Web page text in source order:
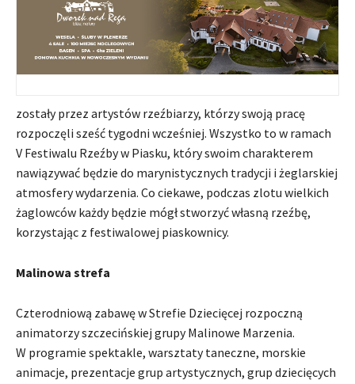
zostały przez artystów rzeźbiarzy, którzy swoją pracę
rozpoczęli sześć tygodni wcześniej. Wszystko to w ramach
V Festiwalu Rzeźby w Piasku, który swoim charakterem
nawiązywać będzie do marynistycznych tradycji i żeglarskiej
atmosfery wydarzenia. Co ciekawe, podczas zlotu wielkich
żaglowców każdy będzie mógł stworzyć własną rzeźbę,
korzystając z festiwalowej piaskownicy.
Malinowa strefa
Czterodniową zabawę w Strefie Dziecięcej rozpoczną
animatorzy szczecińskiej grupy Malinowe Marzenia.
W programie spektakle, warsztaty taneczne, morskie
animacje, prezentacje grup artystycznych, grup dziecięcych